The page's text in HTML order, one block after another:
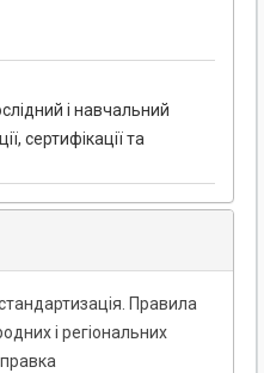
і навчальний
сертифікації та
Правила
і регіональних